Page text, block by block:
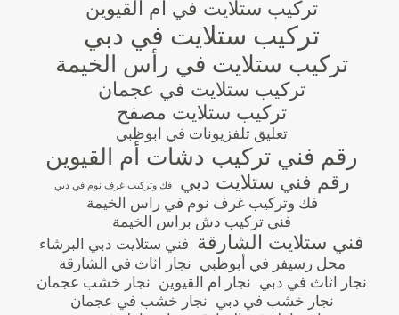
تركيب ستلايت في ام القيوين
تركيب ستلايت في دبي
تركيب ستلايت في رأس الخيمة
تركيب ستلايت في عجمان
تركيب ستلايت مصفح
تعليق تلفزيونات في ابوظبي
رقم فني تركيب دشات أم القيوين
رقم فني ستلايت دبي فك وتركيب غرف نوم في دبي
فك وتركيب غرف نوم في راس الخيمة
فني تركيب دش براس الخيمة
فني ستلايت الشارقة فني ستلايت دبي البرشاء
محل رسيفر في أبوظبي نجار اثاث في الشارقة
نجار اثاث في دبي نجار ام القيوين نجار خشب عجمان
نجار خشب في دبي نجار خشب في عجمان